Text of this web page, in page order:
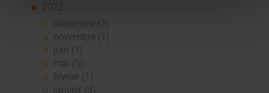
2022
décembre (2)
novembre (1)
juin (1)
mai (5)
février (1)
janvier (3)